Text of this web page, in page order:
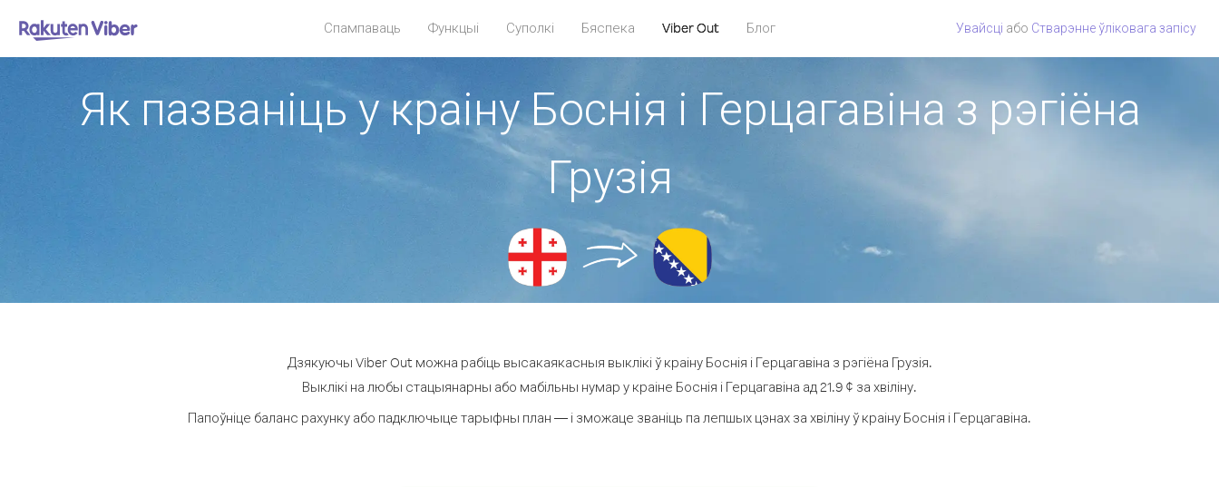
Спампаваць Функцыі Суполкі Бяспека Viber Out Блог Увайсці або Стварэнне ўліковага запісу
Як пазваніць у краіну Боснія і Герцагавіна з рэгіёна
Грузія
Дзякуючы Viber Out можна рабіць высакаякасныя выклікі ў краіну Боснія і Герцагавіна з рэгіёна Грузія.
Выклікі на любы стацыянарны або мабільны нумар у краіне Боснія і Герцагавіна ад 21.9 ¢ за хвіліну.
Папоўніце баланс рахунку або падключыце тарыфны план — і зможаце званіць па лепшых цэнах за хвіліну ў краіну Боснія і Герцагавіна.